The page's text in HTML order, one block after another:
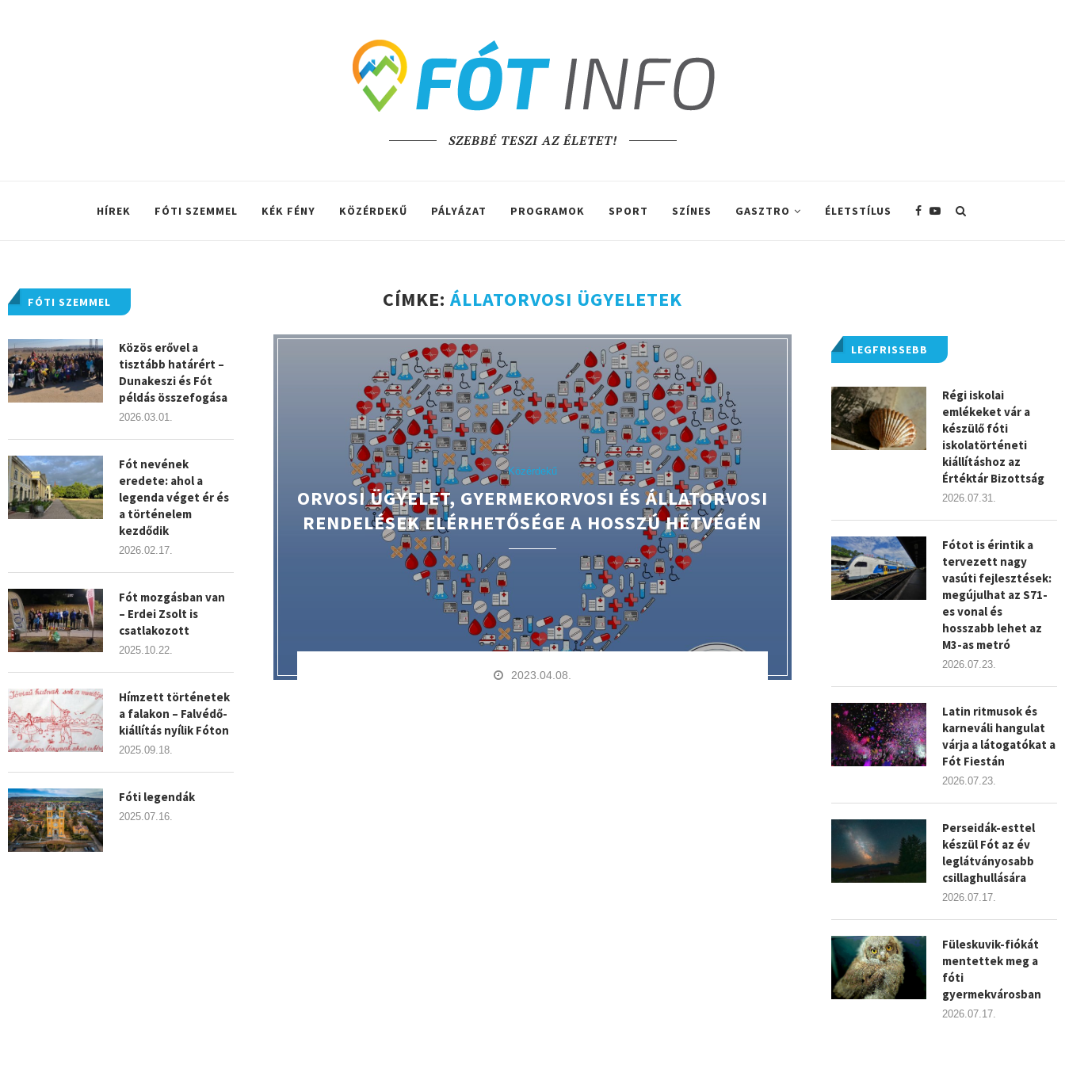
SZEBBÉ TESZI AZ ÉLETET!
HÍREK FÓTI SZEMMEL KÉK FÉNY KÖZÉRDEKŰ PÁLYÁZAT PROGRAMOK SPORT SZÍNES GASZTRO ÉLETSTÍLUS
CÍMKE: ÁLLATORVOSI ÜGYELETEK
Közérdekű
ORVOSI ÜGYELET, GYERMEKORVOSI ÉS ÁLLATORVOSI
RENDELÉSEK ELÉRHETŐSÉGE A HOSSZÚ HÉTVÉGÉN
2023.04.08.
LEGFRISSEBB
Régi iskolai
emlékeket vár a
készülő fóti
iskolatörténeti
kiállításhoz az
Értéktár Bizottság
2026.07.31.
Fótot is érintik a
tervezett nagy
vasúti fejlesztések:
megújulhat az S71-
es vonal és
hosszabb lehet az
M3-as metró
2026.07.23.
Latin ritmusok és
karneváli hangulat
várja a látogatókat a
Fót Fiestán
2026.07.23.
Perseidák-esttel
készül Fót az év
leglátványosabb
csillaghullására
2026.07.17.
Füleskuvik-fiókát
mentettek meg a
fóti
gyermekvárosban
2026.07.17.
FÓTI SZEMMEL
Közös erővel a
tisztább határért –
Dunakeszi és Fót
példás összefogása
2026.03.01.
Fót nevének
eredete: ahol a
legenda véget ér és
a történelem
kezdődik
2026.02.17.
Fót mozgásban van
– Erdei Zsolt is
csatlakozott
2025.10.22.
Hímzett történetek
a falakon – Falvédő-
kiállítás nyílik Fóton
2025.09.18.
Fóti legendák
2025.07.16.